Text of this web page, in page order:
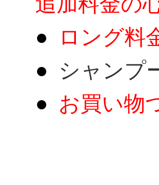
ロング料
シャンプ
お買い物